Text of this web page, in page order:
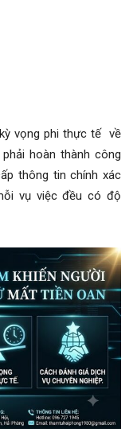
kỳ vọng phi thực tế về
hoàn thành công
thông tin chính xác
vụ việc đều có độ